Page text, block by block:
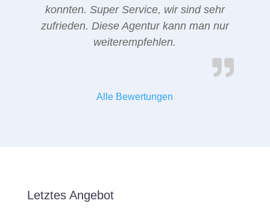
konnten. Super Service, wir sind sehr
zufrieden. Diese Agentur kann man nur
weiterempfehlen.
Alle Bewertungen
Letztes Angebot